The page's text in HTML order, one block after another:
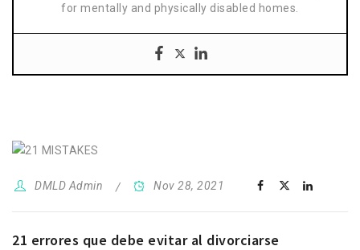
for mentally and physically disabled homes.
DMLD Admin Nov 28, 2021
21 errores que debe evitar al divorciarse